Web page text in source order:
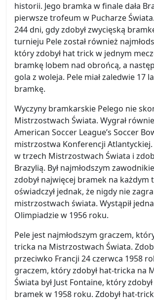
historii. Jego bramka w finale dała
pierwsze trofeum w Pucharze
244 dni, gdy zdobył zwycięską
turnieju Pele został również
który zdobył hat trick w jednym
bramkę lobem nad obrońcą, a
gola z woleja. Pele miał zaledwie 17
bramkę.
Wyczyny bramkarskie Pelego nie
Mistrzostwach Świata. Wygrał
American Soccer League’s Soccer
mistrzostwa Konferencji Atlantyckiej.
w trzech Mistrzostwach Świata i
Brazylią. Był najmłodszym
zdobył najwięcej bramek na każdym
oświadczył jednak, że nigdy nie
mistrzostwach świata. Wystąpił
Olimpiadzie w 1956 roku.
Pele jest najmłodszym graczem,
tricka na Mistrzostwach Świata.
przeciwko Francji 24 czerwca 1958
graczem, który zdobył hat-tricka na
Świata był Just Fontaine, który
bramek w 1958 roku. Zdobył hat-